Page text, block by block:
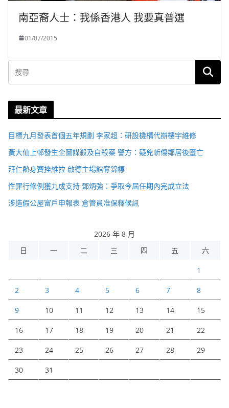
南亞裔人士：我係香港人 我要真普選
01/07/2015
最新文章
目標九月發表首個五年規劃 李家超：研設機構代辦樓宇維修
黃大仙上邨發生企圖謀殺及自殺案 警方：疑兇斬傷鄰居後墮亡
拜仁熱身賽挫維拉 啟德主場館奪錦標
性罪行修例獲九成支持 鄧炳強：爭取今屆任期內完成立法
涉造假公屋富戶申報表 倉管員准保釋候訊
2026 年 8 月
日
一 二 三 四 五 六
1
2 3 4 5 6 7 8
9 10 11 12 13 14 15
16 17 18 19 20 21 22
23 24 25 26 27 28 29
30 31